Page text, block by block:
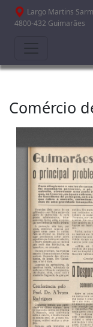
Passar para o
Largo Martins
4800-432 Guimarães
Comércio